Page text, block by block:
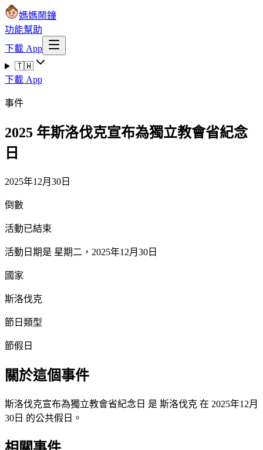
媽媽鬧鐘
功能幫助
下載 App
🇹🇼
下載 App
事件
2025 年斯洛伐克宣布為獨立教會省紀念
日
2025年12月30日
倒數
活動已結束
活動日期是 星期二，2025年12月30日
國家
斯洛伐克
節日類型
節假日
關於這個事件
斯洛伐克宣布為獨立教會省紀念日 是 斯洛伐克 在 2025年12月
30日 的公共假日。